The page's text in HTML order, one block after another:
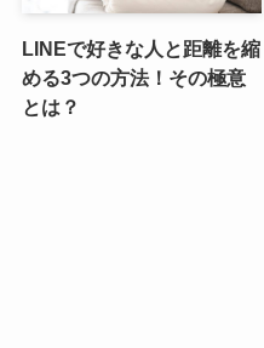
LINEで好きな人と距離を縮
める3つの方法！その極意
とは？